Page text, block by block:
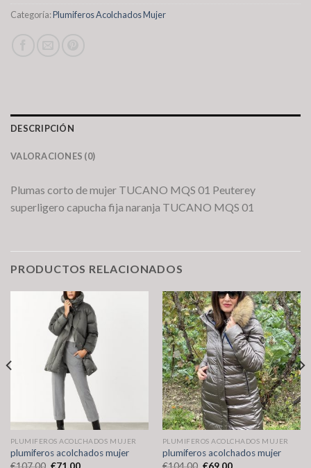
Categoría:Plumiferos Acolchados Mujer
DESCRIPCIÓN
VALORACIONES (0)
Plumas corto de mujer TUCANO MQS 01 Peuterey
superligero capucha fija naranja TUCANO MQS 01
PRODUCTOS RELACIONADOS
PLUMIFEROS ACOLCHADOS MUJER
plumiferos acolchados mujer
€107.00 €71.00
PLUMIFEROS ACOLCHADOS MUJER
plumiferos acolchados mujer
€104.00 €69.00